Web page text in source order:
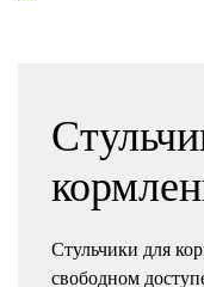
Стульчики для
свободном